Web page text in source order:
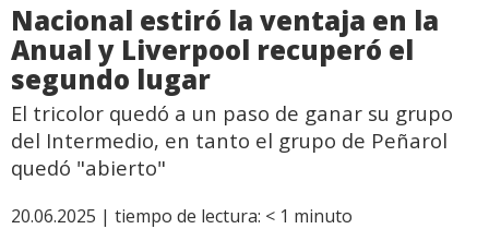
Nacional estiró la ventaja en la
Anual y Liverpool recuperó el
segundo lugar
El tricolor quedó a un paso de ganar su grupo
del Intermedio, en tanto el grupo de Peñarol
quedó "abierto"
20.06.2025 | tiempo de lectura: < 1 minuto